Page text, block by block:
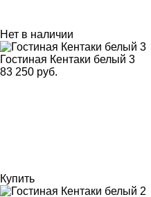
Нет в наличии
Гостиная Кентаки белый 3
83 250 руб.
Купить